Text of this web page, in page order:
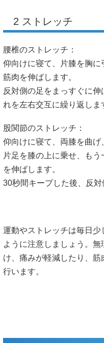
2 ストレッチ
腰椎のストレッチ：
仰向けに寝て、片膝を胸
筋肉を伸ばします。
反対側の足をまっすぐに
れを左右交互に繰り返しま
股関節のストレッチ：
仰向けに寝て、両膝を曲げ
片足を膝の上に乗せ、も
を伸ばします。
30秒間キープした後、反対
運動やストレッチは毎日
ように注意しましょう。
け、痛みが軽減したり、
行います。